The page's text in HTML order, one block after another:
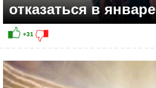
отказаться в